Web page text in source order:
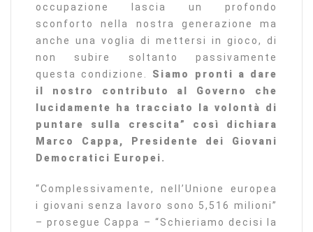
occupazione lascia un profondo
sconforto nella nostra generazione ma
anche una voglia di mettersi in gioco, di
non subire soltanto passivamente
questa condizione. Siamo pronti a dare
il nostro contributo al Governo che
lucidamente ha tracciato la volontà di
puntare sulla crescita” così dichiara
Marco Cappa, Presidente dei Giovani
Democratici Europei.
“Complessivamente, nell’Unione europea
i giovani senza lavoro sono 5,516 milioni”
– prosegue Cappa – “Schieriamo decisi la